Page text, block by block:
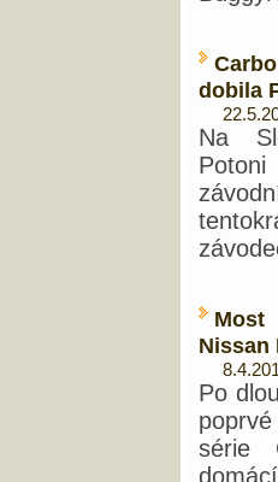
dobila
Na
Nissan
Po
série